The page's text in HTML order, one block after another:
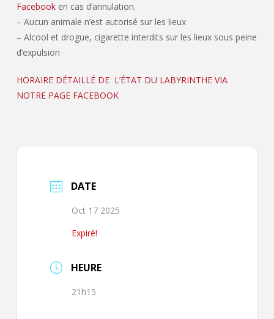
Facebooken cas d’annulation.
– Aucun animale n’est autorisé sur les lieux
– Alcool et drogue, cigarette interdits sur les lieux sous peine
d’expulsion
HORAIRE DÉTAILLÉ DE L’ÉTAT DU LABYRINTHE VIA
NOTRE PAGE FACEBOOK
DATE
Oct 17 2025
Expiré!
HEURE
21h15